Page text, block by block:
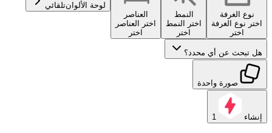
نوع الغرفة
اختر نوع الغرفة
اختر
النمط
اختر النمط
اختر
العناصر
اختر العناصر
اختر
لوحة الألوانتلقائي
هل تبحث عن أي محدد؟
صورة واحدة
إنشاء 1